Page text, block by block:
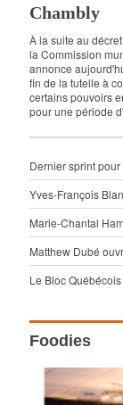
Chambly
À la suite au
la Commission
annonce
fin de la tutelle à
certains pouvoirs
pour une période
Dernier sprint
Yves-François
Marie-Chantal
Matthew Dubé
Le Bloc
Foodies